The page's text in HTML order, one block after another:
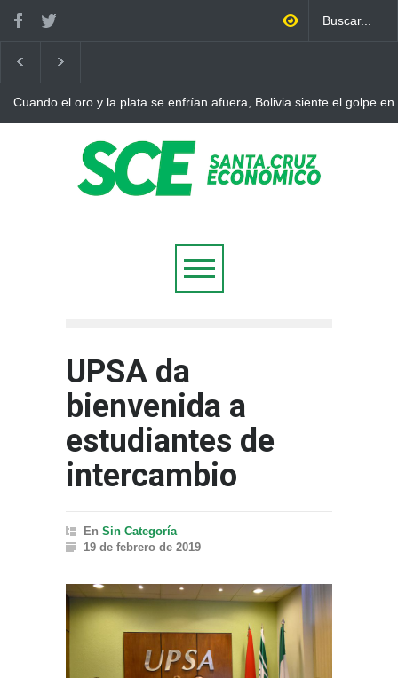
Cuando el oro y la plata se enfrían afuera, Bolivia siente el golpe en
UPSA da
bienvenida a
estudiantes de
intercambio
En Sin Categoría
19 de febrero de 2019